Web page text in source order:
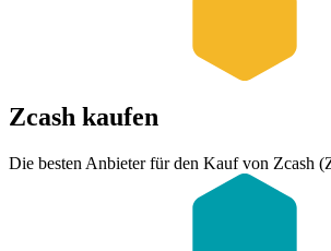
Zcash kaufen
Die besten Anbieter für den Kauf von Zcash